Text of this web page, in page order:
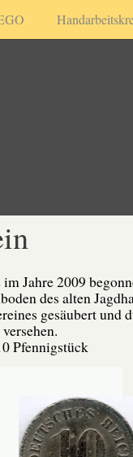
Jahre 2009
des alten
gesäubert und
Pfennigstück